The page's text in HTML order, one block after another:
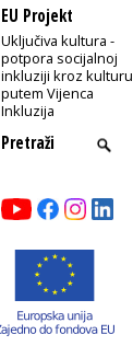
EU Projekt
Uključiva kultura -
potpora socijalnoj
inkluziji kroz kulturu
putem Vijenca
Inkluzija